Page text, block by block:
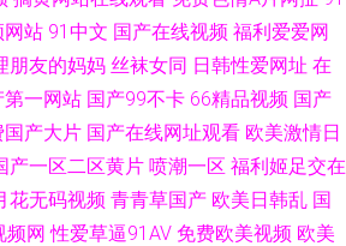
网站 91中文 国产在线视频 福利爱爱网
朋友的妈妈 丝袜女同 日韩性爱网址 在
第一网站 国产99不卡 66精品视频 国产
国产大片 国产在线网址观看 欧美激情日
产一区二区黄片 喷潮一区 福利姬足交在
花无码视频 青青草国产 欧美日韩乱 国
频网 性爱草逼91AV 免费欧美视频 欧美